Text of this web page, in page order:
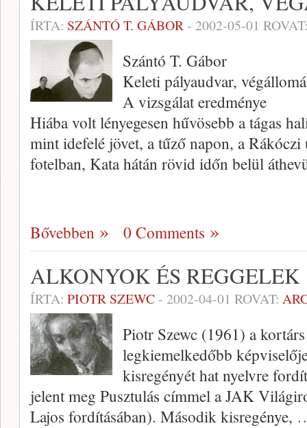
ÍRTA: SZÁNTÓ T. GÁBOR- 2002-05-01
Szántó T. Gábor
Keleti pályaudvar,
A vizsgálat eredménye
Hiába volt lényegesen hűvösebb a tágas
mint idefelé jövet, a tűző napon, a
fotelban, Kata hátán rövid időn belül
Bővebben 0 Comments
ALKONYOK ÉS REGGELEK
ÍRTA: PIOTR SZEWC- 2002-04-01 ROVAT:
Piotr Szewc (1961) a
legkiemelkedőbb
kisregényét hat nyelvre
jelent meg Pusztulás címmel a JAK
Lajos fordításában). Második kisregénye,